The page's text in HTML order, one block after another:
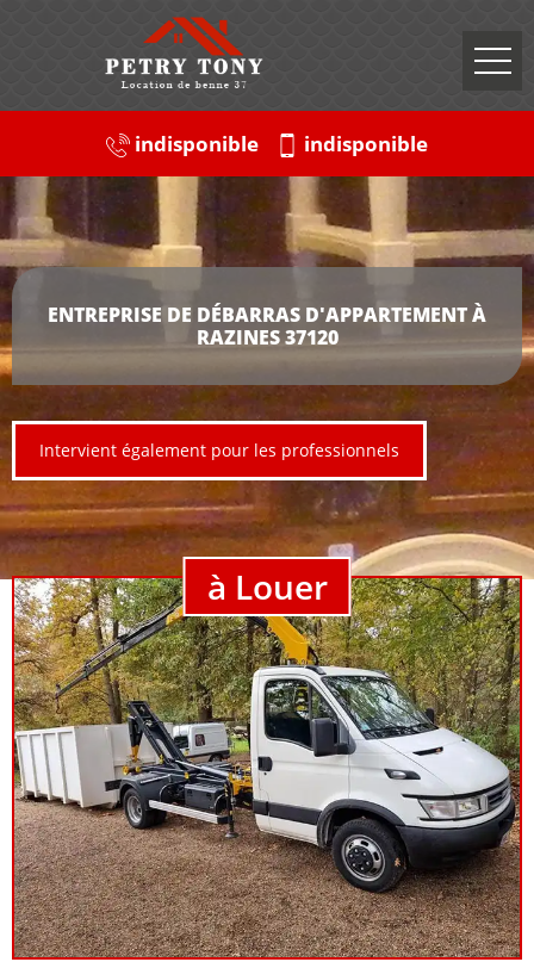
indisponible indisponible
ENTREPRISE DE DÉBARRAS D'APPARTEMENT À
RAZINES 37120
Intervient également pour les professionnels
à Louer